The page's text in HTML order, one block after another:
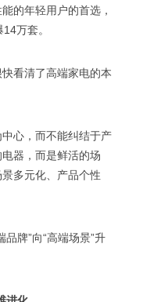
的年轻用户的首选，
万套。
看清了高端家电的本
心，而不能纠结于产
器，而是鲜活的场
多元化、产品个性
牌”向“高端场景”升